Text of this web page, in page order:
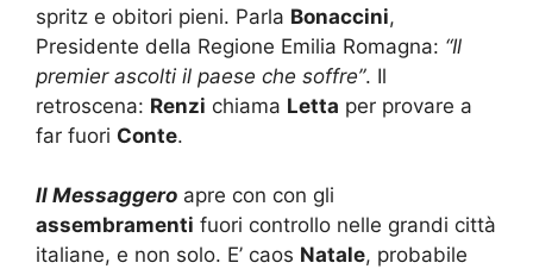
spritz e obitori pieni. Parla Bonaccini,
Presidente della Regione Emilia Romagna: “Il
premier ascolti il paese che soffre”. Il
retroscena: Renzi chiama Letta per provare a
far fuori Conte.
Il Messaggero apre con con gli
assembramenti fuori controllo nelle grandi città
italiane, e non solo. E’ caos Natale, probabile